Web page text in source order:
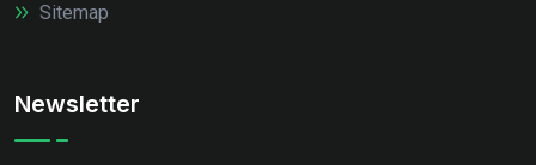
Sitemap
Newsletter